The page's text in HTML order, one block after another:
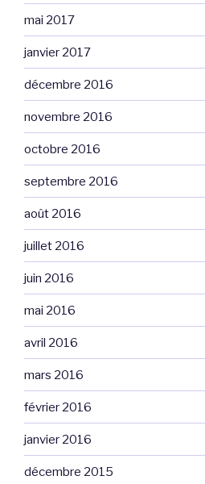
mai 2017
janvier 2017
décembre 2016
novembre 2016
octobre 2016
septembre 2016
août 2016
juillet 2016
juin 2016
mai 2016
avril 2016
mars 2016
février 2016
janvier 2016
décembre 2015